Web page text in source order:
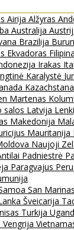
Airija Alžyras
Australija
Brazilija
Ekvadoras
Irakas
Karalystė
Martenas
salos Latvija
Makedonija
Mauritanija
Naujoji
Padniestrė
Paragvajus Peru
San Marinas
Šveicarija
Turkija
Vengrija